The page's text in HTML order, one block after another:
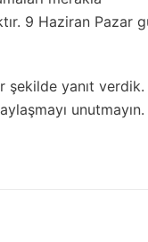
9 Haziran Pazar
şekilde yanıt verdik.
unutmayın.